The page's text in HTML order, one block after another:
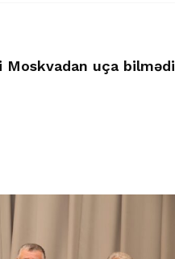
Moskvadan uça bilmədi